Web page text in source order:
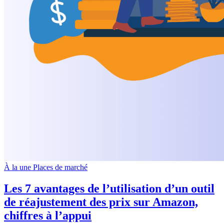
À la une Places de marché
Les 7 avantages de l’utilisation d’un outil
de réajustement des prix sur Amazon,
chiffres à l’appui